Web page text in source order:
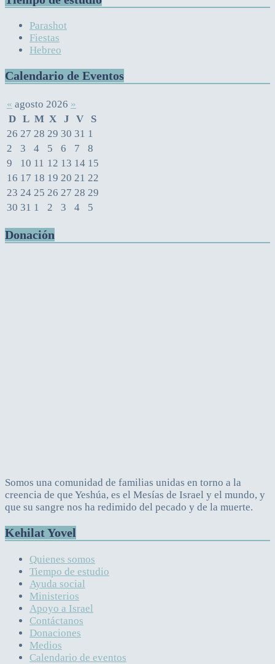
Parashot
Fiestas
Hebreo
Calendario de Eventos
« agosto 2026 »
D L M X J V
S
26 27 28 29 30 31 1
2
3 4 5 6 7
8
9
10 11 12 13 14 15
16 17 18 19 20 21 22
23 24 25 26 27 28 29
30 31 1 2 3 4 5
Donación
Somos una comunidad de familias unidas en torno a la
creencia de que Yeshúa, es el Mesías de Israel y el mundo, y
que su sangre nos ha redimido del pecado y de la muerte.
Kehilat Yovel
Quienes somos
Tiempo de estudio
Ayuda social
Ministerios
Apoyo a Israel
Contáctanos
Donaciones
Medios
Calendario de eventos